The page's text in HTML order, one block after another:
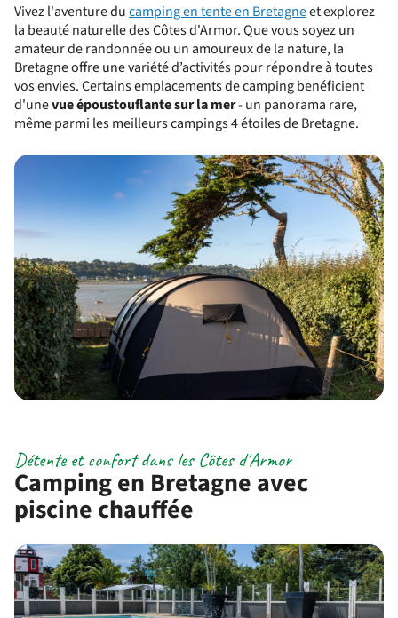
Vivez l'aventure ducamping en tente en Bretagneet explorez
la beauté naturelle des Côtes d'Armor. Que vous soyez un
amateur de randonnée ou un amoureux de la nature, la
Bretagne offre une variété d’activités pour répondre à toutes
vos envies. Certains emplacements de camping benéficient
d'unevue époustouflante sur la mer- un panorama rare,
même parmi les meilleurs campings 4 étoiles de Bretagne.
Camping en Bretagne avec
piscine chauffée
Détente et confort dans les Côtes d'Armor